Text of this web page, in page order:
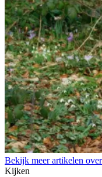
Bekijk meer artikelen
Kijken